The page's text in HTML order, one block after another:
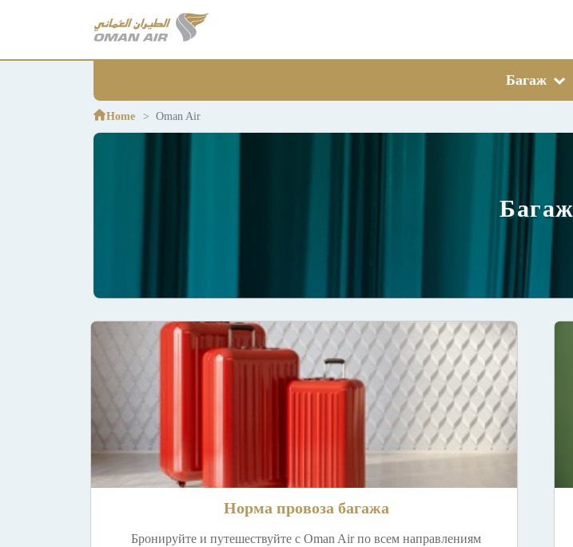
Багаж
Home Oman Air
Багаж
Норма провоза багажа
Бронируйте и путешествуйте с Oman Air по всем направлениям